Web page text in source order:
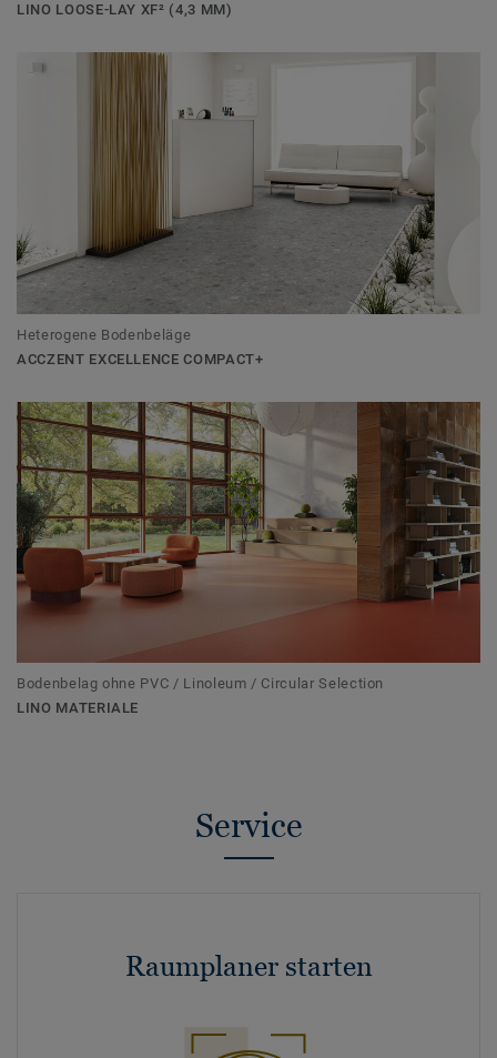
LINO LOOSE-LAY XF² (4,3 MM)
Heterogene Bodenbeläge
ACCZENT EXCELLENCE COMPACT+
Bodenbelag ohne PVC / Linoleum / Circular Selection
LINO MATERIALE
Service
Raumplaner starten